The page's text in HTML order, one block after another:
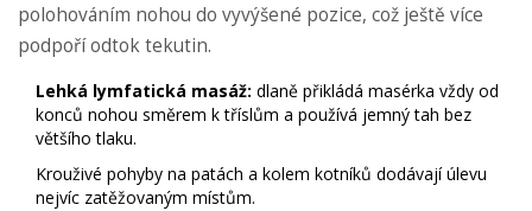
polohováním nohou do vyvýšené pozice, což ještě více
podpoří odtok tekutin.
Lehká lymfatická masáž: dlaně přikládá masérka vždy od
konců nohou směrem k tříslům a používá jemný tah bez
většího tlaku.
Krouživé pohyby na patách a kolem kotníků dodávají úlevu
nejvíc zatěžovaným místům.